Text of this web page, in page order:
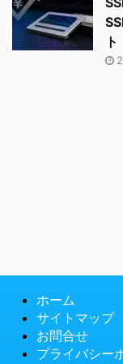
ト
ホーム
サイトマップ
お問合せ
プライバシー